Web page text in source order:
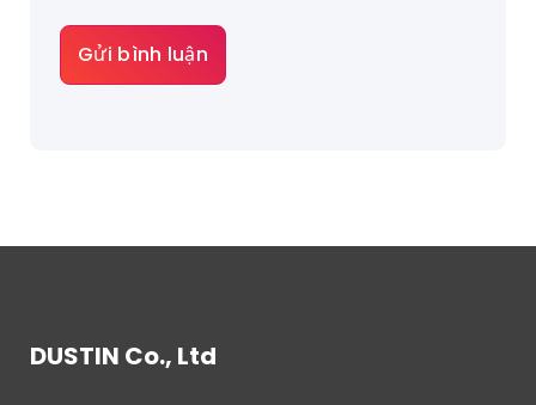
DUSTIN Co., Ltd